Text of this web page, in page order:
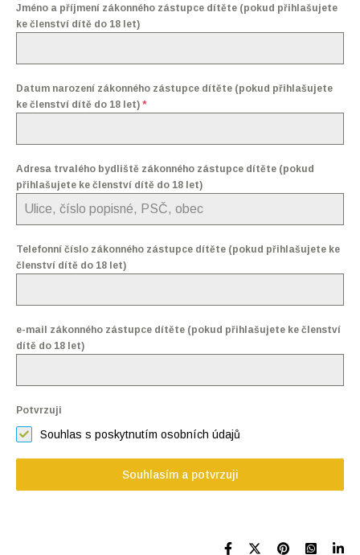
Jméno a příjmení zákonného zástupce dítěte (pokud přihlašujete
ke členství dítě do 18 let)
Datum narození zákonného zástupce dítěte (pokud přihlašujete
ke členství dítě do 18 let) *
Adresa trvalého bydliště zákonného zástupce dítěte (pokud
přihlašujete ke členství dítě do 18 let)
Telefonní číslo zákonného zástupce dítěte (pokud přihlašujete ke
členství dítě do 18 let)
e-mail zákonného zástupce dítěte (pokud přihlašujete ke členství
dítě do 18 let)
Potvrzuji
Souhlas s poskytnutím osobních údajů
Souhlasím a potvrzuji